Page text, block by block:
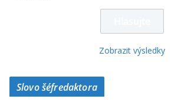
Zobrazit výsledky
Slovo šéfredaktora